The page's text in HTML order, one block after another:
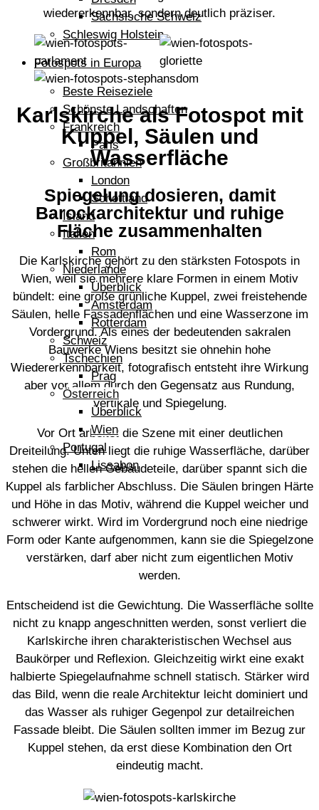
Sächsische Schweiz
Schleswig Holstein
Fotospots in Europa
Beste Reiseziele
Schönste Landschaften
Frankreich
Paris
Großbritannien
London
Schottland
Island
Italien
Rom
Niederlande
Überblick
Amsterdam
Rotterdam
Schweiz
Tschechien
Prag
Österreich
Überblick
Wien
Portugal
Lissabon
wiedererkennbar, sondern deutlich präziser.
Karlskirche als Fotospot mit
Kuppel, Säulen und
Wasserfläche
Spiegelung dosieren, damit
Barockarchitektur und ruhige
Fläche zusammenhalten
Die Karlskirche gehört zu den stärksten Fotospots in
Wien, weil sie mehrere klare Formen in einem Motiv
bündelt: eine große grünliche Kuppel, zwei freistehende
Säulen, helle Fassadenflächen und eine Wasserzone im
Vordergrund. Als eines der bedeutenden sakralen
Bauwerke Wiens besitzt sie ohnehin hohe
Wiedererkennbarkeit, fotografisch entsteht ihre Wirkung
aber vor allem durch den Gegensatz aus Rundung,
Vertikale und Spiegelung.
Vor Ort arbeitet die Szene mit einer deutlichen
Dreiteilung. Unten liegt die ruhige Wasserfläche, darüber
stehen die hellen Gebäudeteile, darüber spannt sich die
Kuppel als farblicher Abschluss. Die Säulen bringen Härte
und Höhe in das Motiv, während die Kuppel weicher und
schwerer wirkt. Wird im Vordergrund noch eine niedrige
Form oder Kante aufgenommen, kann sie die Spiegelzone
verstärken, darf aber nicht zum eigentlichen Motiv
werden.
Entscheidend ist die Gewichtung. Die Wasserfläche sollte
nicht zu knapp angeschnitten werden, sonst verliert die
Karlskirche ihren charakteristischen Wechsel aus
Baukörper und Reflexion. Gleichzeitig wirkt eine exakt
halbierte Spiegelaufnahme schnell statisch. Stärker wird
das Bild, wenn die reale Architektur leicht dominiert und
das Wasser als ruhiger Gegenpol zur detailreichen
Fassade bleibt. Die Säulen sollten immer im Bezug zur
Kuppel stehen, da erst diese Kombination den Ort
eindeutig macht.